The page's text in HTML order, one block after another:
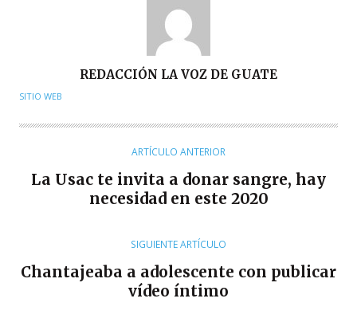
U
O
REDACCIÓN LA VOZ DE GUATE
SITIO WEB
ARTÍCULO ANTERIOR
La Usac te invita a donar sangre, hay
necesidad en este 2020
SIGUIENTE ARTÍCULO
Chantajeaba a adolescente con publicar
vídeo íntimo